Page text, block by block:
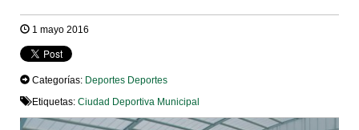
1 mayo 2016
Categorías: Deportes Deportes
Etiquetas: Ciudad Deportiva Municipal